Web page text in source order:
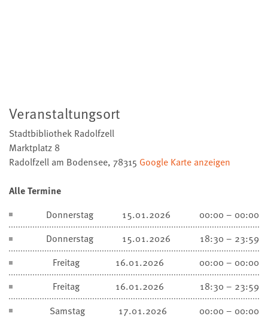
Veranstaltungsort
Stadtbibliothek Radolfzell
Marktplatz 8
Radolfzell am Bodensee, 78315 Google Karte anzeigen
Alle Termine
Donnerstag
15.01.2026
00:00 – 00:00
Donnerstag
15.01.2026
18:30 – 23:59
Freitag
16.01.2026
00:00 – 00:00
Freitag
16.01.2026
18:30 – 23:59
Samstag
17.01.2026
00:00 – 00:00